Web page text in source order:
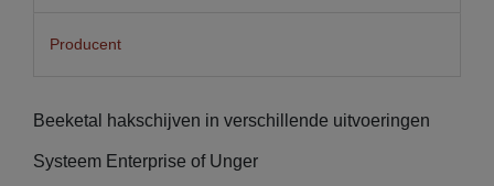
Producent
Beeketal hakschijven in verschillende uitvoeringen
Systeem Enterprise of Unger